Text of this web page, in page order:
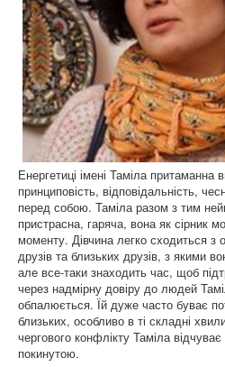
Енергетиці імені Таміла притаманна
принциповість, відповідальність,
перед собою. Таміла разом з тим
пристрасна, гаряча, вона як сірник
моменту. Дівчина легко сходиться з
друзів та близьких друзів, з якими
але все-таки знаходить час, щоб
через надмірну довіру до людей
обпалюється. Їй дуже часто буває
близьких, особливо в ті складні
чергового конфлікту Таміла
покинутою.